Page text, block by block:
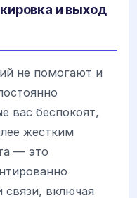
и выход
не помогают и
вас беспокоят,
жестким
— это
включая